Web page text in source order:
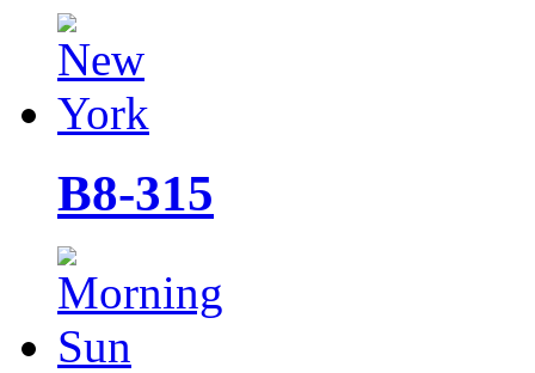
B8-315